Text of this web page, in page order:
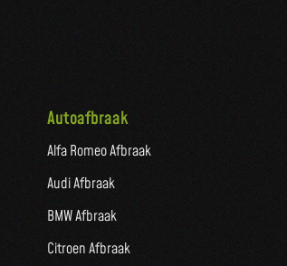
Autoafbraak
Alfa Romeo Afbraak
Audi Afbraak
BMW Afbraak
Citroen Afbraak